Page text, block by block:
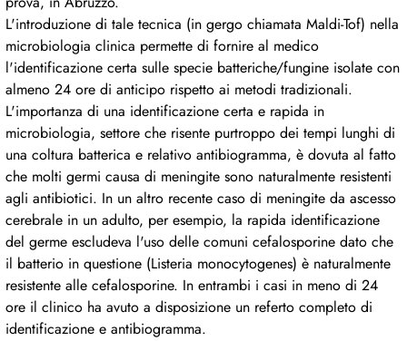
L'introduzione di tale tecnica (in gergo chiamata Maldi-Tof) nella
microbiologia clinica permette di fornire al medico
l'identificazione certa sulle specie batteriche/fungine isolate con
almeno 24 ore di anticipo rispetto ai metodi tradizionali.
L'importanza di una identificazione certa e rapida in
microbiologia, settore che risente purtroppo dei tempi lunghi di
una coltura batterica e relativo antibiogramma, è dovuta al fatto
che molti germi causa di meningite sono naturalmente resistenti
agli antibiotici. In un altro recente caso di meningite da ascesso
cerebrale in un adulto, per esempio, la rapida identificazione
del germe escludeva l'uso delle comuni cefalosporine dato che
il batterio in questione (Listeria monocytogenes) è naturalmente
resistente alle cefalosporine. In entrambi i casi in meno di 24
ore il clinico ha avuto a disposizione un referto completo di
identificazione e antibiogramma.